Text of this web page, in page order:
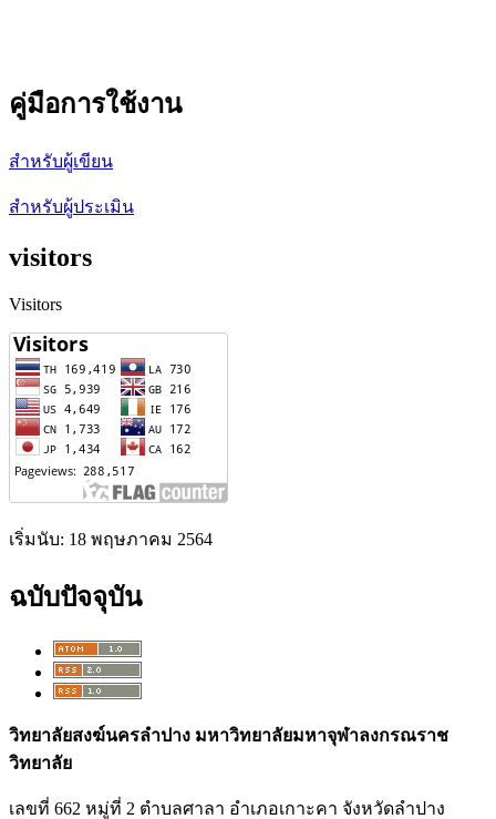
คู่มือการใช้งาน
สำหรับผู้เขียน
สำหรับผู้ประเมิน
visitors
Visitors
เริ่มนับ: 18 พฤษภาคม 2564
ฉบับปัจจุบัน
วิทยาลัยสงฆ์นครลำปาง มหาวิทยาลัยมหาจุฬาลงกรณราช
วิทยาลัย
เลขที่ 662 หมู่ที่ 2 ตำบลศาลา อำเภอเกาะคา จังหวัดลำปาง